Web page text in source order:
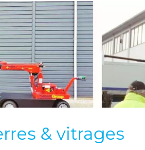
& vitrages